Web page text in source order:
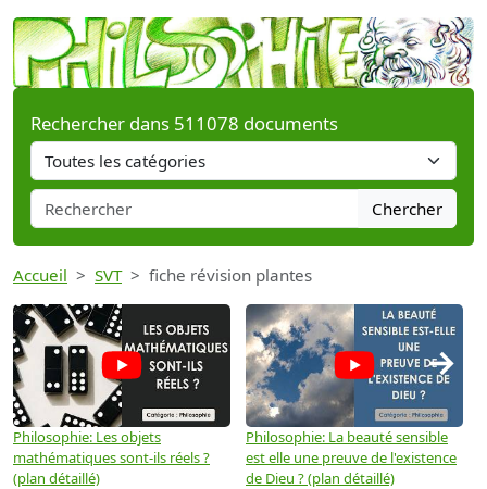
Rechercher dans 511078 documents
Chercher
Accueil SVT fiche révision plantes
Philosophie: Les objets
mathématiques sont-ils réels ?
(plan détaillé)
Philosophie: La beauté sensible
est elle une preuve de l'existence
de Dieu ? (plan détaillé)
→